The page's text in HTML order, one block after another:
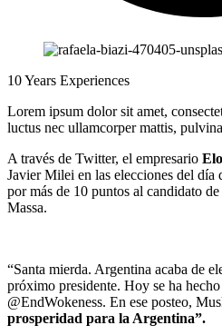
10 Years Experiences
Lorem ipsum dolor sit amet,
luctus nec ullamcorper mattis,
A través de Twitter, el empresario
Javier Milei en las elecciones del día
por más de 10 puntos al candidato
Massa.
“Santa mierda. Argentina acaba de
próximo presidente. Hoy se ha
@EndWokeness. En ese posteo,
prosperidad para la Argentina”.